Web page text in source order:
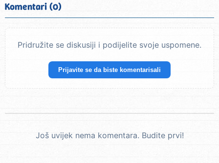
Komentari (0)
Pridružite se diskusiji i podijelite svoje uspomene.
Prijavite se da biste komentarisali
Još uvijek nema komentara. Budite prvi!